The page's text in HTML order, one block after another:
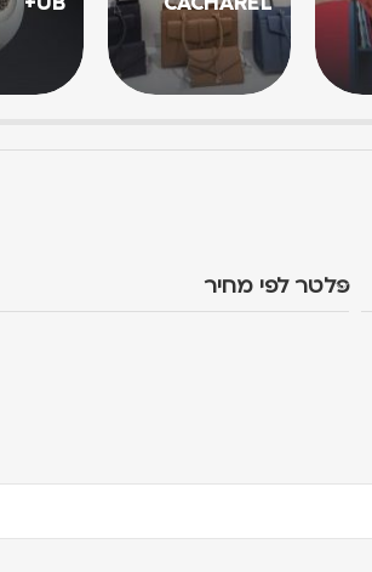
פלטר לפי מחיר